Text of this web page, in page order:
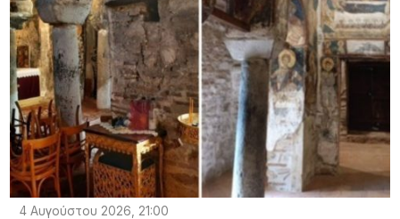
4 Αυγούστου 2026, 21:00